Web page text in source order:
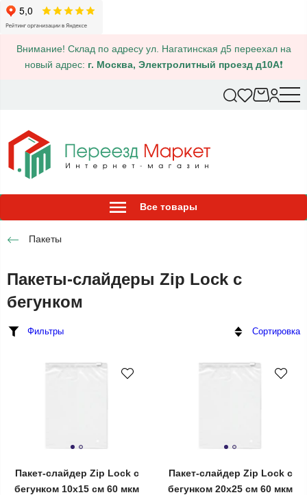
Внимание! Склад по адресу ул. Нагатинская д5 переехал на
новый адрес: г. Москва, Электролитный проезд д10А❗
Все товары
Пакеты
Пакеты-слайдеры Zip Lock с
бегунком
Фильтры Сортировка
Пакет-слайдер Zip Lock с
бегунком 10х15 см 60 мкм
Пакет-слайдер Zip Lock с
бегунком 20х25 см 60 мкм